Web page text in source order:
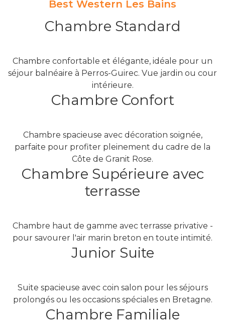
Best Western Les Bains
Chambre Standard
Chambre confortable et élégante, idéale pour un
séjour balnéaire à Perros-Guirec. Vue jardin ou cour
intérieure.
Chambre Confort
Chambre spacieuse avec décoration soignée,
parfaite pour profiter pleinement du cadre de la
Côte de Granit Rose.
Chambre Supérieure avec
terrasse
Chambre haut de gamme avec terrasse privative -
pour savourer l'air marin breton en toute intimité.
Junior Suite
Suite spacieuse avec coin salon pour les séjours
prolongés ou les occasions spéciales en Bretagne.
Chambre Familiale